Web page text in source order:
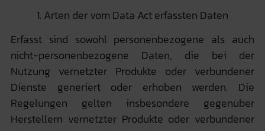
1. Arten der vom Data Act erfassten Daten
Erfasst sind sowohl personenbezogene als auch
nicht-personenbezogene Daten, die bei der
Nutzung vernetzter Produkte oder verbundener
Dienste generiert oder erhoben werden. Die
Regelungen gelten insbesondere gegenüber
Herstellern vernetzter Produkte oder verbundener